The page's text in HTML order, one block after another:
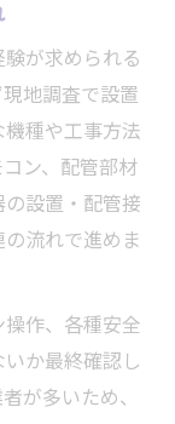
が求められる
地調査で設置
種や工事方法
ン、配管部材
設置・配管接
流れで進めま
作、各種安全
か最終確認し
が多いため、